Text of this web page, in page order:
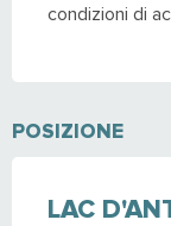
condizioni di
POSIZIONE
LAC